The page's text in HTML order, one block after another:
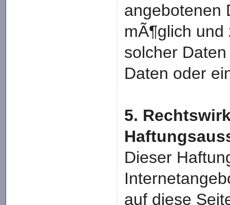
angebotenen
mÃ¶glich
solcher
Daten oder
5.
Dieser
auf diese